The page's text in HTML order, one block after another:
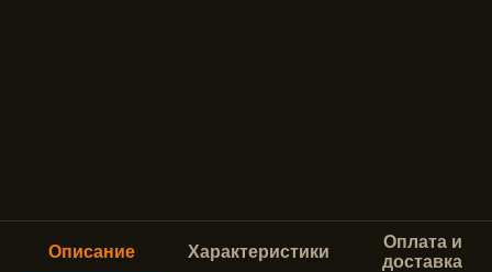
Описание Характеристики
Оплата и
доставка